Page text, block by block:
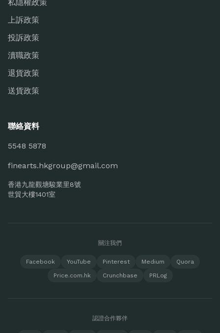
私隱權政策
上訴政策
投訴政策
瀆職政策
退貨政策
送貨政策
聯絡資料
5548 5878
finearts.hkgroup@gmail.com
香港九龍觀塘駿業里8號
世貿大樓1401室
關注我們
Facebook YouTube Pinterest Medium
Quora
Price.com.hk
Crunchbase PRLog
認證合作夥伴